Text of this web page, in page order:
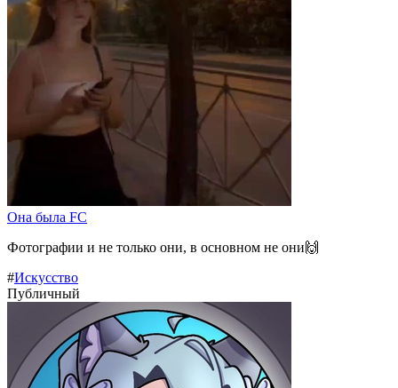
Она была FC
Фотографии и не только они, в основном не они🙌
#Искусство
Публичный